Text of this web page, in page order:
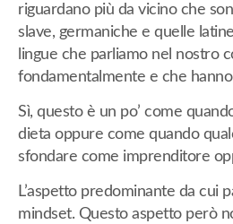
riguardano più da vicino che
slave, germaniche e quelle
lingue che parliamo nel nostro
fondamentalmente e che
Sì, questo è un po’ come
dieta oppure come quando
sfondare come imprenditore
L’aspetto predominante da cui
mindset. Questo aspetto però